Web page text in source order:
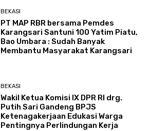
BEKASI
PT MAP RBR bersama Pemdes
Karangsari Santuni 100 Yatim Piatu,
Bao Umbara : Sudah Banyak
Membantu Masyarakat Karangsari
BEKASI
Wakil Ketua Komisi IX DPR RI drg.
Putih Sari Gandeng BPJS
Ketenagakerjaan Edukasi Warga
Pentingnya Perlindungan Kerja